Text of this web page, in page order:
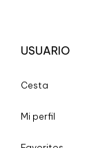
USUARIO
Cesta
Mi perfil